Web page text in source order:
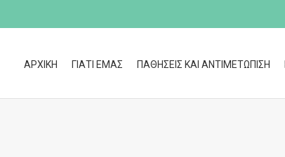
ΑΡΧΙΚΗ ΓΙΑΤΙ ΕΜΑΣ ΠΑΘΗΣΕΙΣ ΚΑΙ ΑΝΤΙΜΕΤΩΠΙΣΗ